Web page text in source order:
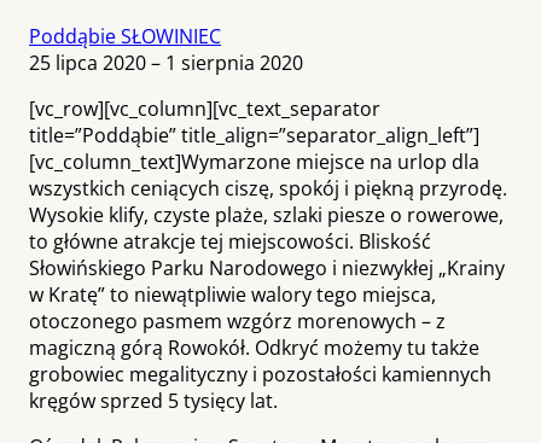
Poddąbie SŁOWINIEC
25 lipca 2020 – 1 sierpnia 2020
[vc_row][vc_column][vc_text_separator
title=”Poddąbie” title_align=”separator_align_left”]
[vc_column_text]Wymarzone miejsce na urlop dla
wszystkich ceniących ciszę, spokój i piękną przyrodę.
Wysokie klify, czyste plaże, szlaki piesze o rowerowe,
to główne atrakcje tej miejscowości. Bliskość
Słowińskiego Parku Narodowego i niezwykłej „Krainy
w Kratę” to niewątpliwie walory tego miejsca,
otoczonego pasmem wzgórz morenowych – z
magiczną górą Rowokół. Odkryć możemy tu także
grobowiec megalityczny i pozostałości kamiennych
kręgów sprzed 5 tysięcy lat.